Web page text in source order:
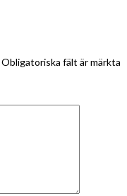
Obligatoriska fält är märkta